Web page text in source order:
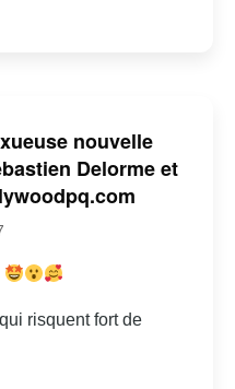
nouvelle
Delorme et
risquent fort de